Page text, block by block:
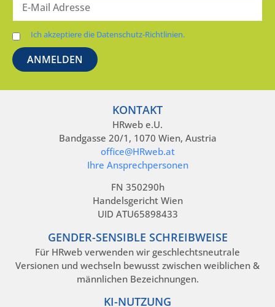
Ich akzeptiere die Datenschutz-Richtlinien.
KONTAKT
HRweb e.U.
Bandgasse 20/1, 1070 Wien, Austria
office@HRweb.at
Ihre Ansprechpersonen
FN 350290h
Handelsgericht Wien
UID ATU65898433
GENDER-SENSIBLE SCHREIBWEISE
Für HRweb verwenden wir geschlechtsneutrale
Versionen und wechseln bewusst zwischen weiblichen &
männlichen Bezeichnungen.
KI-NUTZUNG